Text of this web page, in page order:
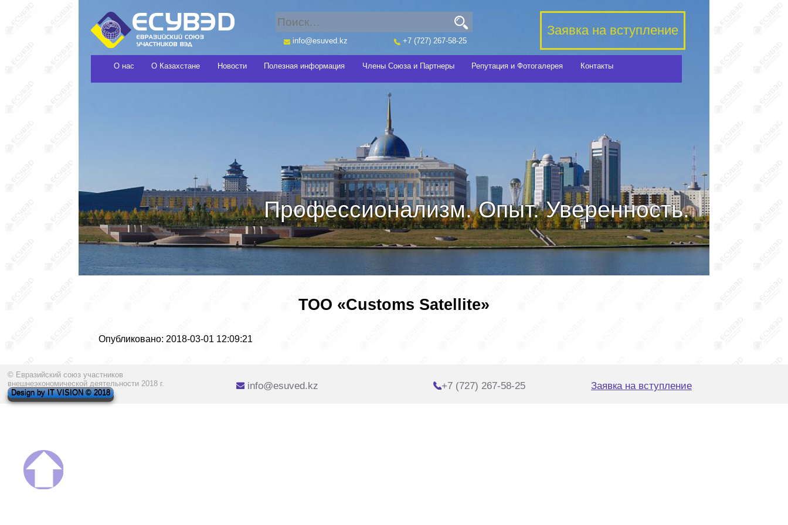
О нас О Казахстане Новости Полезная информация Члены Союза и Партнеры Репутация и Фотогалерея Контакты
+7 (727) 267-58-25
info@esuved.kz
Профессионализм. Опыт. Уверенность.
Заявка на вступление
ТОО «Customs Satellite»
Опубликовано: 2018-03-01 12:09:21
© Евразийский союз участников
внешнеэкономической деятельности 2018 г.
Design by IT VISION © 2018
info@esuved.kz +7 (727) 267-58-25 Заявка на вступление